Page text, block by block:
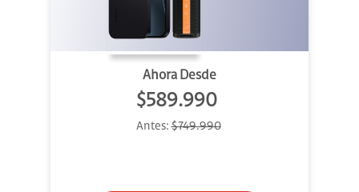
Ahora Desde
$589.990
Antes:$749.990